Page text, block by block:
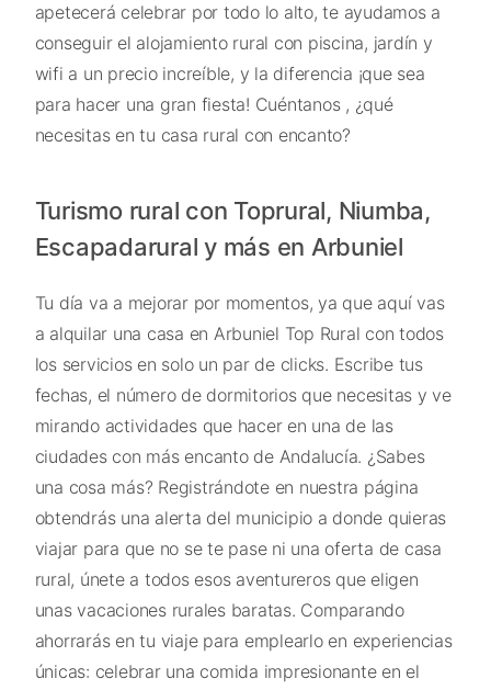
apetecerá celebrar por todo lo alto, te ayudamos a
conseguir el alojamiento rural con piscina, jardín y
wifi a un precio increíble, y la diferencia ¡que sea
para hacer una gran fiesta! Cuéntanos , ¿qué
necesitas en tu casa rural con encanto?
Turismo rural con Toprural, Niumba,
Escapadarural y más en Arbuniel
Tu día va a mejorar por momentos, ya que aquí vas
a alquilar una casa en Arbuniel Top Rural con todos
los servicios en solo un par de clicks. Escribe tus
fechas, el número de dormitorios que necesitas y ve
mirando actividades que hacer en una de las
ciudades con más encanto de Andalucía. ¿Sabes
una cosa más? Registrándote en nuestra página
obtendrás una alerta del municipio a donde quieras
viajar para que no se te pase ni una oferta de casa
rural, únete a todos esos aventureros que eligen
unas vacaciones rurales baratas. Comparando
ahorrarás en tu viaje para emplearlo en experiencias
únicas: celebrar una comida impresionante en el